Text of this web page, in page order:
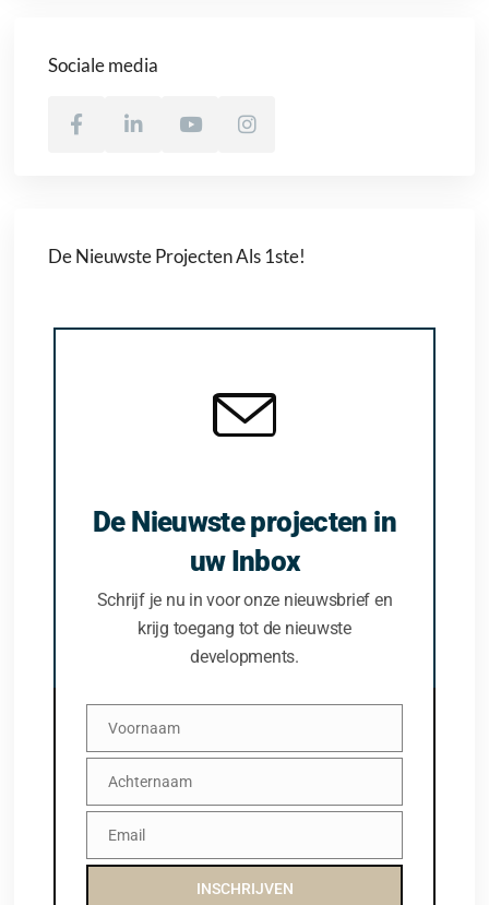
Sociale media
De Nieuwste Projecten Als 1ste!
De Nieuwste projecten in
uw Inbox
Schrijf je nu in voor onze nieuwsbrief en
krijg toegang tot de nieuwste
developments.
Voornaam
Voornaam
Achternaam
Achternaam
EmailEmail
INSCHRIJVEN